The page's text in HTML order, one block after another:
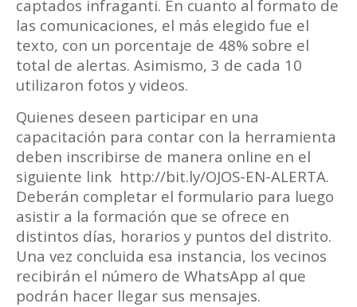
captados infraganti. En cuanto al formato de
las comunicaciones, el más elegido fue el
texto, con un porcentaje de 48% sobre el
total de alertas. Asimismo, 3 de cada 10
utilizaron fotos y videos.
Quienes deseen participar en una
capacitación para contar con la herramienta
deben inscribirse de manera online en el
siguiente link http://bit.ly/OJOS-EN-ALERTA.
Deberán completar el formulario para luego
asistir a la formación que se ofrece en
distintos días, horarios y puntos del distrito.
Una vez concluida esa instancia, los vecinos
recibirán el número de WhatsApp al que
podrán hacer llegar sus mensajes.